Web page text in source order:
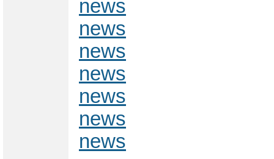
news
news
news
news
news
news
news